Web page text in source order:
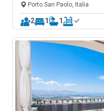
Porto San Paolo, Italia
2 1 1